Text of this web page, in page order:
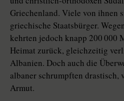
Griechenland. Viele von ihnen
griechische Staatsbürger.
kehrten jedoch knapp 200 000
Heimat zurück, gleichzeitig
Albanien. Doch auch die
albaner schrumpften drastisch,
Armut.